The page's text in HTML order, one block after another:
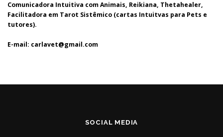
Comunicadora Intuitiva com Animais, Reikiana, Thetahealer,
Facilitadora em Tarot Sistêmico (cartas Intuitvas para Pets e
tutores).
E-mail: carlavet@gmail.com
SOCIAL MEDIA